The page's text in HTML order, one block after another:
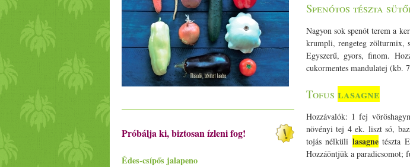
Próbálja ki, biztosan ízleni fog!
Édes-csípős jalapeno
Spenótos tészta
Nagyon sok spenót terem a
krumpli, rengeteg zölturmix,
Egyszerű, gyors, finom.
cukormentes mandulatej
Tofus lasagne
Hozzávalók: 1 fej
növényi tej 4 ek. liszt só,
tojás nélküli lasagnetészta
Hozzáöntjük a paradicsomot;